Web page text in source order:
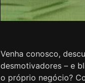
Venha conosco,
desmotivadores – e
o próprio negócio?